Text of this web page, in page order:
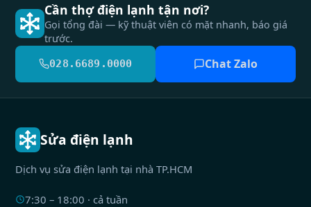
Cần thợ điện lạnh tận nơi?
Gọi tổng đài — kỹ thuật viên có mặt nhanh, báo giá
trước.
028.6689.0000 Chat Zalo
Sửa điện lạnh
Dịch vụ sửa điện lạnh tại nhà TP.HCM
7:30 – 18:00 · cả tuần